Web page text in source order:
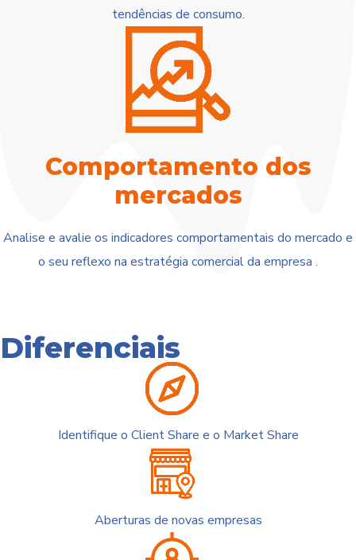
tendências de consumo.
Comportamento dos
mercados
Analise e avalie os indicadores comportamentais do mercado e
o seu reflexo na estratégia comercial da empresa .
Diferenciais
Identifique o Client Share e o Market Share
Aberturas de novas empresas